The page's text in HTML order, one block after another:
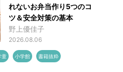
れないお弁当作り5つのコ
ツ＆安全対策の基本
野上優佳子
2026.08.06
童 小学館 書籍抜粋